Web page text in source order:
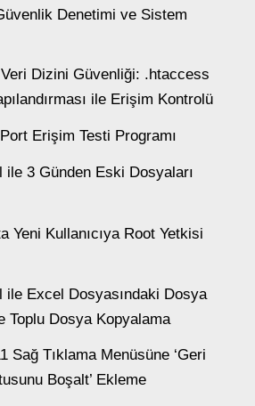
Denetimi ve Sistem
Dizini Güvenliği: .htaccess
ile Erişim Kontrolü
Erişim Testi Programı
ile 3 Günden Eski Dosyaları
Yeni Kullanıcıya Root Yetkisi
ile Excel Dosyasındaki Dosya
Toplu Dosya Kopyalama
Sağ Tıklama Menüsüne ‘Geri
Boşalt’ Ekleme